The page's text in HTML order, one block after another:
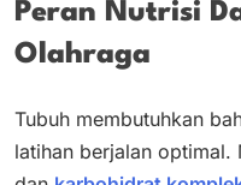
Peran Nutrisi
Olahraga
Tubuh membutuhkan
latihan berjalan optimal.